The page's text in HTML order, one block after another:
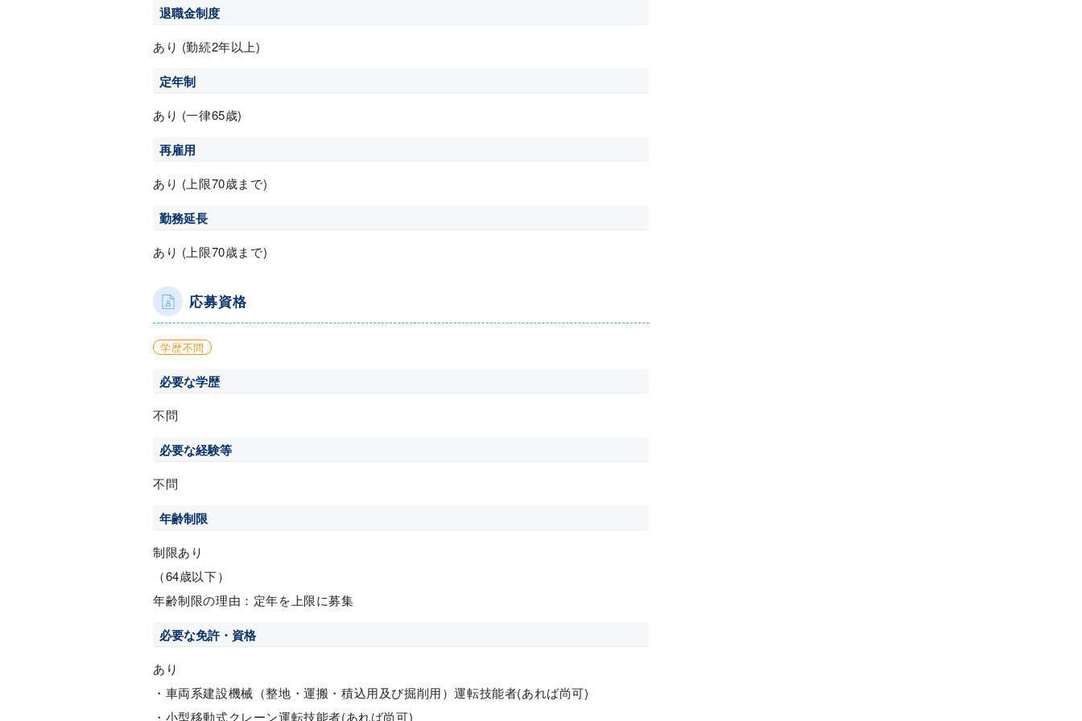
退職金制度
あり (勤続2年以上)
定年制
あり (一律65歳)
再雇用
あり (上限70歳まで)
勤務延長
あり (上限70歳まで)
応募資格
学歴不問
必要な学歴
不問
必要な経験等
不問
年齢制限
制限あり
（64歳以下）
年齢制限の理由：定年を上限に募集
必要な免許・資格
あり
・車両系建設機械（整地・運搬・積込用及び掘削用）運転技能者(あれば尚可)
・小型移動式クレーン運転技能者(あれば尚可)